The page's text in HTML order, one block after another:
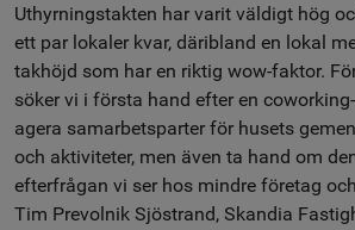
Uthyrningstakten har varit väldigt hög
ett par lokaler kvar, däribland en lokal
takhöjd som har en riktig wow-faktor.
söker vi i första hand efter en
agera samarbetsparter för husets
och aktiviteter, men även ta hand om
efterfrågan vi ser hos mindre företag
Tim Prevolnik Sjöstrand, Skandia